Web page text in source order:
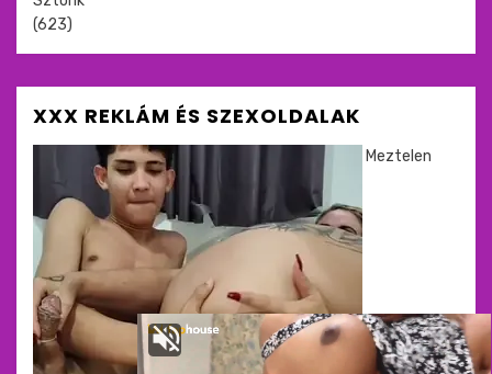
(623)
XXX REKLÁM ÉS SZEXOLDALAK
Meztelen